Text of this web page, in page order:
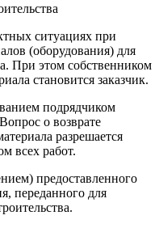
ситуациях при
(оборудования) для
При этом собственником
становится заказчик.
подрядчиком
о возврате
разрешается
всех работ.
предоставленного
переданного для